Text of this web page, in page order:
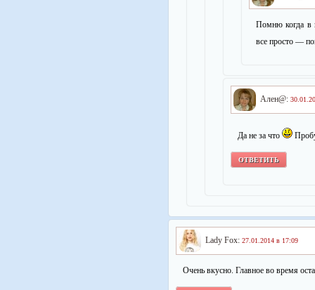
Помню когда в
все просто —
Ален@:
Да не за что
ОТВЕТИТЬ
Lady Fox: 27.01.2014 в 17:09
Очень вкусно. Главное во время